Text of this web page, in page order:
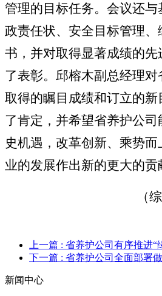
管理的目标任务。会议还
政责任状、安全目标管理
书，并对取得显著成绩的
了表彰。邱榕木副总经理
取得的瞩目成绩和订立的
了肯定，并希望省养护公
史机遇，改革创新、乘势
业的发展作出新的更大的贡
（
上一篇 : 省养护公司有序推进“
下一篇 : 省养护公司全面部署
新闻中心